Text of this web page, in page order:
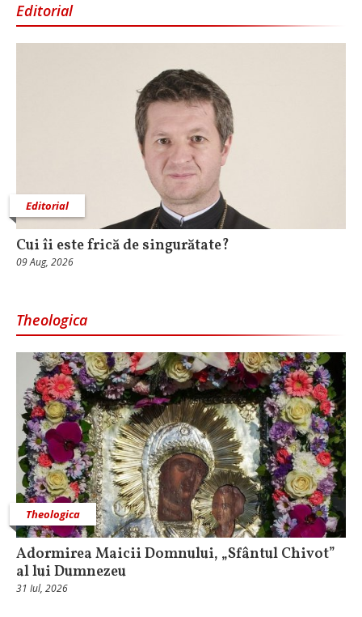
Editorial
Editorial
Cui îi este frică de singurătate?
09 Aug, 2026
Theologica
Theologica
Adormirea Maicii Domnului, „Sfântul Chivot”
al lui Dumnezeu
31 Iul, 2026